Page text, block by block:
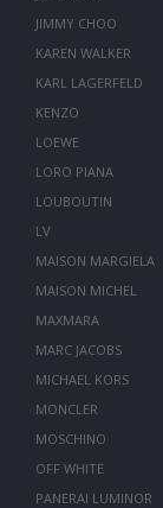
JIMMY CHOO
KAREN WALKER
KARL LAGERFELD
KENZO
LOEWE
LORO PIANA
LOUBOUTIN
LV
MAISON MARGIELA
MAISON MICHEL
MAXMARA
MARC JACOBS
MICHAEL KORS
MONCLER
MOSCHINO
OFF WHITE
PANERAI LUMINOR